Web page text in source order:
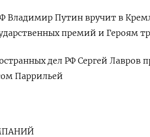
Владимир Путин вручит в
премий и Героям
дел РФ Сергей Лавров
Паррильей